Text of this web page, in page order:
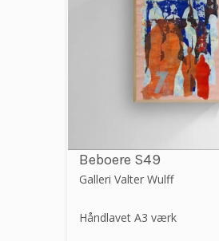
Beboere S49
Galleri Valter Wulff
Håndlavet A3 værk